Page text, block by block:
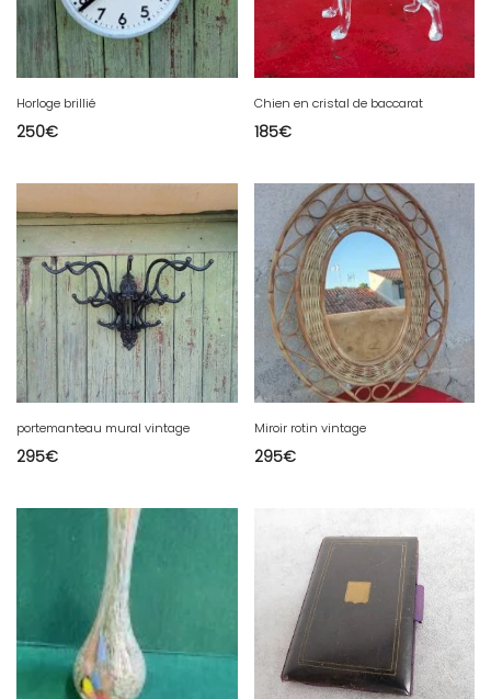
Horloge brillié
250€
Chien en cristal de baccarat
185€
portemanteau mural vintage
295€
Miroir rotin vintage
295€